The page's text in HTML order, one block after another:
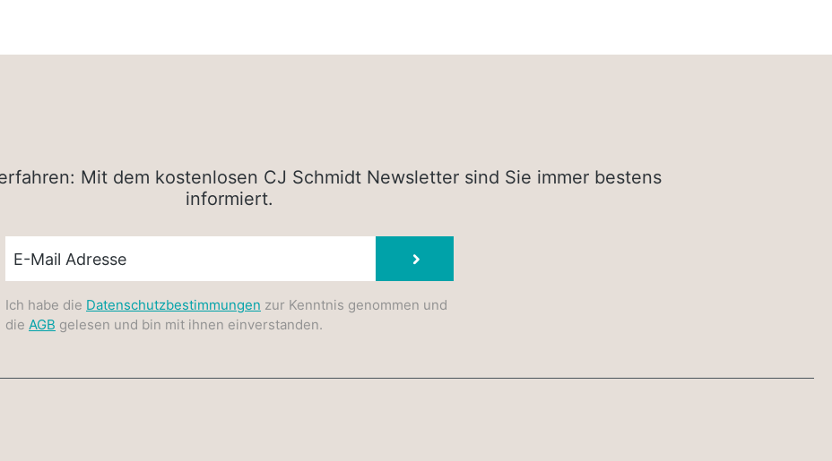
Mit dem kostenlosen CJ Schmidt Newsletter sind Sie immer bestens
informiert.
Ich habe die Datenschutzbestimmungen zur Kenntnis genommen und
die AGB gelesen und bin mit ihnen einverstanden.